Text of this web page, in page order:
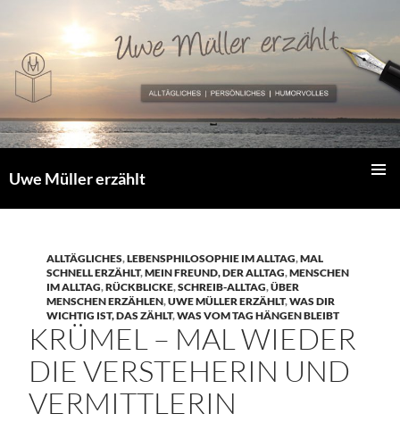
Inhalt
springen
Uwe Müller erzählt
MENÜ
ALLTÄGLICHES,LEBENSPHILOSOPHIE IM ALLTAG,MAL
SCHNELL ERZÄHLT,MEIN FREUND, DER ALLTAG,MENSCHEN
IM ALLTAG,RÜCKBLICKE,SCHREIB-ALLTAG,ÜBER
MENSCHEN ERZÄHLEN,UWE MÜLLER ERZÄHLT,WAS DIR
WICHTIG IST, DAS ZÄHLT,WAS VOM TAG HÄNGEN BLEIBT
KRÜMEL – MAL WIEDER
DIE VERSTEHERIN UND
VERMITTLERIN